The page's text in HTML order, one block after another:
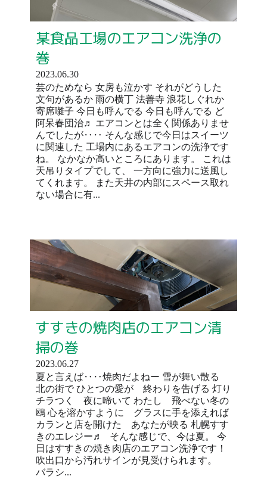
某食品工場のエアコン洗浄の
巻
2023.06.30
芸のためなら 女房も泣かす それがどうした
文句があるか 雨の横丁 法善寺 浪花しぐれか
寄席囃子 今日も呼んでる 今日も呼んでる ど
阿呆春団治♬ エアコンとは全く関係ありませ
んでしたが‥‥ そんな感じで今日はスイーツ
に関連した 工場内にあるエアコンの洗浄です
ね。 なかなか高いところにあります。 これは
天吊りタイプでして、 一方向に強力に送風し
てくれます。 また天井の内部にスペース取れ
ない場合に有...
すすきの焼肉店のエアコン清
掃の巻
2023.06.27
夏と言えば‥‥焼肉だよねー 雪が舞い散る
北の街で ひとつの愛が 終わりを告げる 灯り
チラつく 夜に啼いて わたし 飛べない冬の
鴎 心を溶かすように グラスに手を添えれば
カランと店を開けた あなたが映る 札幌すす
きのエレジー♬ そんな感じで、今は夏。 今
日はすすきの焼き肉店のエアコン洗浄です！
吹出口から汚れサインが見受けられます。
バラシ...